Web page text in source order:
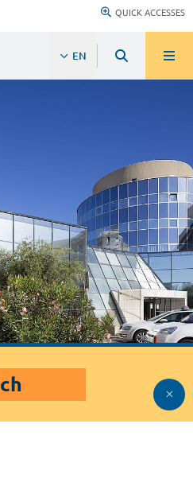
QUICK ACCESSES
EN